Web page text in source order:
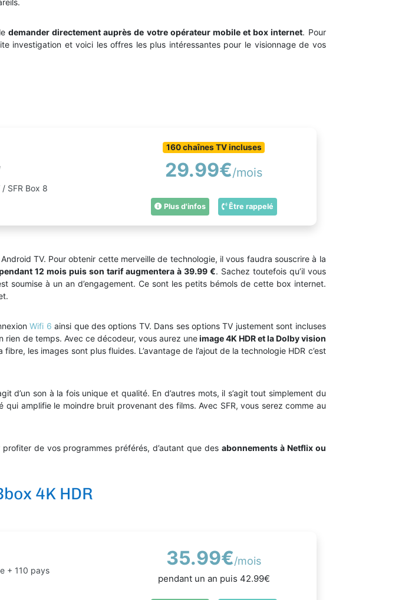
demander directement auprès de votre opérateur mobile et box internet. Pour
investigation et voici les offres les plus intéressantes pour le visionnage de vos
SFR Box 8
160 chaînes TV incluses
29.99€/mois
Plus d'infos Être rappelé
TV. Pour obtenir cette merveille de technologie, il vous faudra souscrire à la
12 mois puis son tarif augmentera à 39.99 €. Sachez toutefois qu’il vous
soumise à un an d’engagement. Ce sont les petits bémols de cette box internet.
Wifi 6 ainsi que des options TV. Dans ses options TV justement sont incluses
rien de temps. Avec ce décodeur, vous aurez uneimage 4K HDR et la Dolby vision
les images sont plus fluides. L’avantage de l’ajout de la technologie HDR c’est
d’un son à la fois unique et qualité. En d’autres mots, il s’agit tout simplement du
amplifie le moindre bruit provenant des films. Avec SFR, vous serez comme au
de vos programmes préférés, d’autant que des abonnements à Netflix ou
4K HDR
+ 110 pays
35.99€/mois
pendant un an puis 42.99€